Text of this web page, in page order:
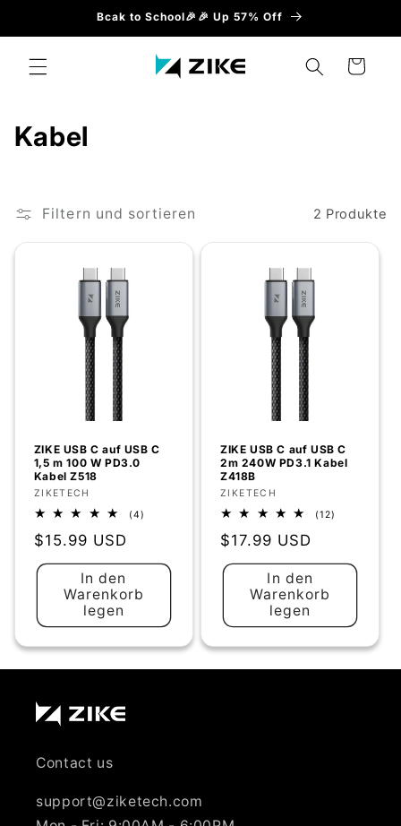
Inhalt
Bcak to School🎉🎉 Up 57% Off
Warenkorb
K
t
e
Kabel
Filtern und sortieren 2 Produkte
ZIKE USB C auf USB C
1,5 m 100 W PD3.0
Kabel Z518
Anbieter:
ZIKETECH
(4)
Normaler
Preis
$15.99 USD
In den
Warenkorb
legen
ZIKE USB C auf USB C
2m 240W PD3.1 Kabel
Z418B
Anbieter:
ZIKETECH
(12)
Normaler
Preis
$17.99 USD
In den
Warenkorb
legen
Contact us
support@ziketech.com